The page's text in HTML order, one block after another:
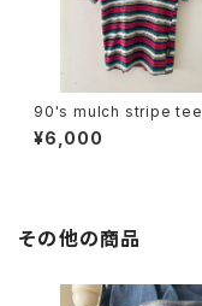
90's mulch stripe tee
¥6,000
その他の商品